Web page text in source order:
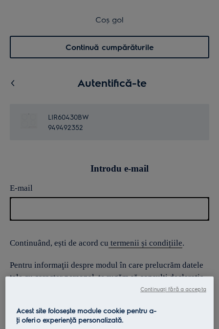
Menu 0
Coș de cumpărături
Coș gol
Continuă cumpărăturile
Autentifică-te
LIR60430BW
949492352
Introdu e-mail
E-mail
Continuând, ești de acord cu termenii și condițiile.
Pentru informaţii despre modul în care prelucrăm datele
tale cu caracter personal, te rugăm să consulţi declaraţia
Acest site folosește module cookie pentru a-
ţi oferi o experienţă personalizată.
Continuați fără a accepta